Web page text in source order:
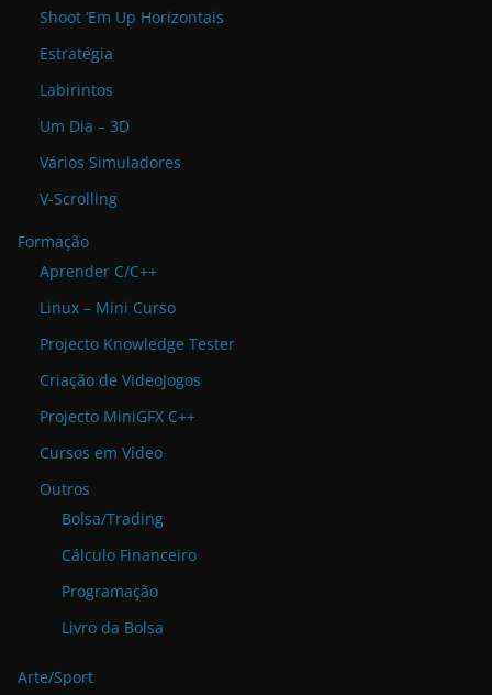
Shoot ‘Em Up Horizontais
Estratégia
Labirintos
Um Dia – 3D
Vários Simuladores
V-Scrolling
Formação
Aprender C/C++
Linux – Mini Curso
Projecto Knowledge Tester
Criação de VideoJogos
Projecto MiniGFX C++
Cursos em Vídeo
Outros
Bolsa/Trading
Cálculo Financeiro
Programação
Livro da Bolsa
Arte/Sport